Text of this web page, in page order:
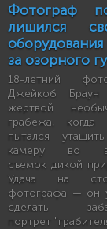
Фотограф
лишился
за озорного
18-летний
Джейкоб Браун
жертвой
грабежа, когда
пытался
камеру во
съемок дикой
Удача на
фотографа — он
сделать
портрет